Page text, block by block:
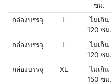
ซม.
กล่องบรรจุ L
ไม่เกิน
120 ซม.
กล่องบรรจุ L
ไม่เกิน
120 ซม.
กล่องบรรจุ XL
ไม่เกิน
150 ซม.